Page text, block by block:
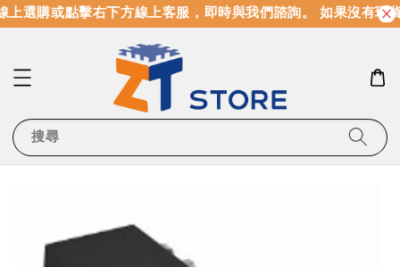
選購或點擊右下方線上客服，即時與我們諮詢。 如果沒有現
搜尋